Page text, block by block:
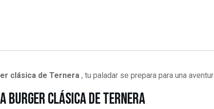
clásica de Ternera , tu paladar se prepara para una
Clásica de Ternera